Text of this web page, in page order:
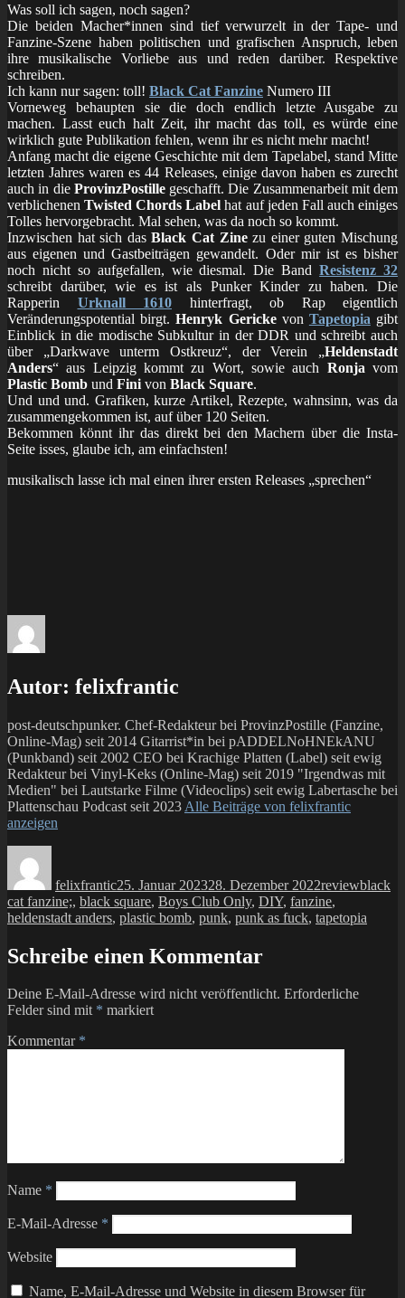
Was soll ich sagen, noch sagen?
Die beiden Macher*innen sind tief verwurzelt in der Tape- und
Fanzine-Szene haben politischen und grafischen Anspruch, leben
ihre musikalische Vorliebe aus und reden darüber. Respektive
schreiben.
Ich kann nur sagen: toll! Black Cat Fanzine Numero III
Vorneweg behaupten sie die doch endlich letzte Ausgabe zu
machen. Lasst euch halt Zeit, ihr macht das toll, es würde eine
wirklich gute Publikation fehlen, wenn ihr es nicht mehr macht!
Anfang macht die eigene Geschichte mit dem Tapelabel, stand Mitte
letzten Jahres waren es 44 Releases, einige davon haben es zurecht
auch in die ProvinzPostillegeschafft. Die Zusammenarbeit mit dem
verblichenenTwisted Chords Label hat auf jeden Fall auch einiges
Tolles hervorgebracht. Mal sehen, was da noch so kommt.
Inzwischen hat sich dasBlack Cat Zinezu einer guten Mischung
aus eigenen und Gastbeiträgen gewandelt. Oder mir ist es bisher
noch nicht so aufgefallen, wie diesmal. Die BandResistenz 32
schreibt darüber, wie es ist als Punker Kinder zu haben. Die
Rapperin Urknall 1610 hinterfragt, ob Rap eigentlich
Veränderungspotential birgt.Henryk Gerickevon Tapetopia gibt
Einblick in die modische Subkultur in der DDR und schreibt auch
über „Darkwave unterm Ostkreuz“, der Verein „Heldenstadt
Anders“ aus Leipzig kommt zu Wort, sowie auch Ronja vom
Plastic Bomb und Fini von Black Square.
Und und und. Grafiken, kurze Artikel, Rezepte, wahnsinn, was da
zusammengekommen ist, auf über 120 Seiten.
Bekommen könnt ihr das direkt bei den Machern über die Insta-
Seite isses, glaube ich, am einfachsten!
musikalisch lasse ich mal einen ihrer ersten Releases „sprechen“
Autor: felixfrantic
post-deutschpunker. Chef-Redakteur bei ProvinzPostille (Fanzine,
Online-Mag) seit 2014 Gitarrist*in bei pADDELNoHNEkANU
(Punkband) seit 2002 CEO bei Krachige Platten (Label) seit ewig
Redakteur bei Vinyl-Keks (Online-Mag) seit 2019 "Irgendwas mit
Medien" bei Lautstarke Filme (Videoclips) seit ewig Labertasche bei
Plattenschau Podcast seit 2023 Alle Beiträge von felixfrantic
anzeigen
felixfrantic25. Januar 202328. Dezember 2022reviewblack
cat fanzine;, black square, Boys Club Only, DIY, fanzine,
heldenstadt anders, plastic bomb, punk, punk as fuck, tapetopia
Schreibe einen Kommentar
Deine E-Mail-Adresse wird nicht veröffentlicht. Erforderliche
Felder sind mit * markiert
Kommentar *
Name *
E-Mail-Adresse *
Website
Name, E-Mail-Adresse und Website in diesem Browser für